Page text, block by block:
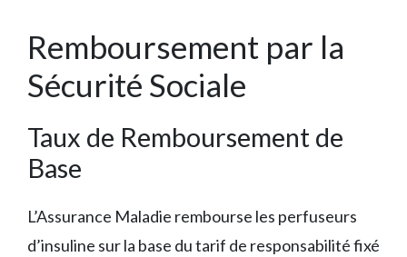
Remboursement par la
Sécurité Sociale
Taux de Remboursement de
Base
L’Assurance Maladie rembourse les perfuseurs
d’insuline sur la base du tarif de responsabilité fixé